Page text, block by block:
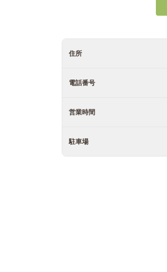
住所
電話番号
営業時間
駐車場